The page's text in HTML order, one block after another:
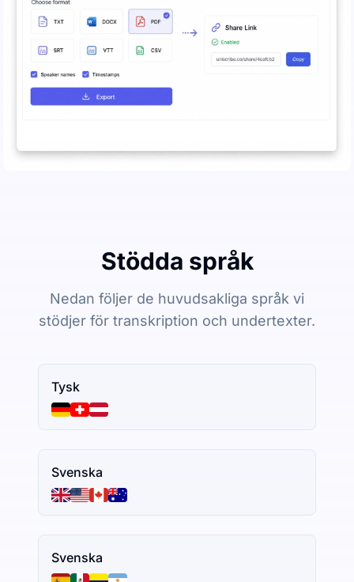
Stödda språk
Nedan följer de huvudsakliga språk vi
stödjer för transkription och undertexter.
Tysk
Svenska
Svenska